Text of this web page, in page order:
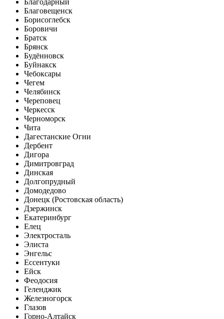
Благодарный
Благовещенск
Борисоглебск
Боровичи
Братск
Брянск
Будённовск
Буйнакск
Чебоксары
Чегем
Челябинск
Череповец
Черкесск
Черноморск
Чита
Дагестанские Огни
Дербент
Дигора
Димитровград
Динская
Долгопрудный
Домодедово
Донецк (Ростовская область)
Дзержинск
Екатеринбург
Елец
Электросталь
Элиста
Энгельс
Ессентуки
Ейск
Феодосия
Геленджик
Железногорск
Глазов
Горно-Алтайск